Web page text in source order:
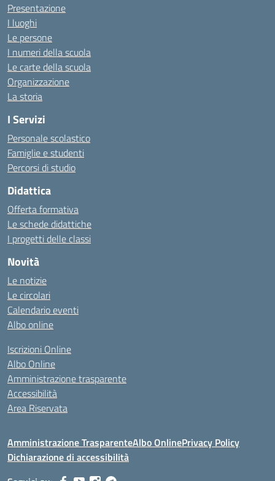
Presentazione
I luoghi
Le persone
I numeri della scuola
Le carte della scuola
Organizzazione
La storia
I Servizi
Personale scolastico
Famiglie e studenti
Percorsi di studio
Didattica
Offerta formativa
Le schede didattiche
I progetti delle classi
Novità
Le notizie
Le circolari
Calendario eventi
Albo online
Iscrizioni Online
Albo Online
Amministrazione trasparente
Accessibilità
Area Riservata
Amministrazione TrasparenteAlbo OnlinePrivacy Policy
Dichiarazione di accessibilità